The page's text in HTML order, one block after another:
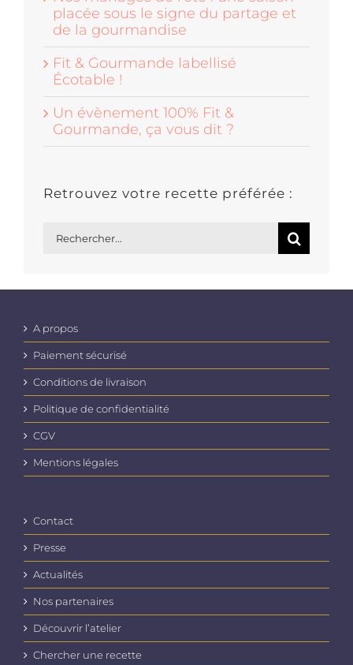
placée sous le signe du partage et
de la gourmandise
Fit & Gourmande labellisé
Écotable !
Un évènement 100% Fit &
Gourmande, ça vous dit ?
Retrouvez votre recette préférée :
Rechercher:
A propos
Paiement sécurisé
Conditions de livraison
Politique de confidentialité
CGV
Mentions légales
Contact
Presse
Actualités
Nos partenaires
Découvrir l’atelier
Chercher une recette